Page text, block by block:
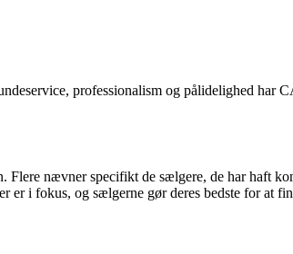
professionalism og pålidelighed har
nævner specifikt de sælgere, de har haft
i fokus, og sælgerne gør deres bedste for at